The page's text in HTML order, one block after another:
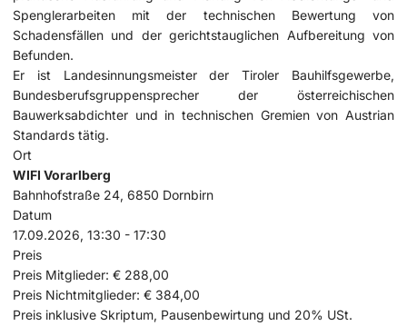
Spenglerarbeiten mit der technischen Bewertung von
Schadensfällen und der gerichtstauglichen Aufbereitung von
Befunden.
Er ist Landesinnungsmeister der Tiroler Bauhilfsgewerbe,
Bundesberufsgruppensprecher der österreichischen
Bauwerksabdichter und in technischen Gremien von Austrian
Standards tätig.
Ort
WIFI Vorarlberg
Bahnhofstraße 24, 6850 Dornbirn
Datum
17.09.2026, 13:30 - 17:30
Preis
Preis Mitglieder: € 288,00
Preis Nichtmitglieder: € 384,00
Preis inklusive Skriptum, Pausenbewirtung und 20% USt.